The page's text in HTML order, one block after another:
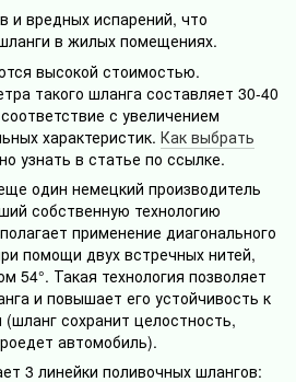
и вредных испарений, что
в жилых помещениях.
высокой стоимостью.
такого шланга составляет 30-40
с увеличением
характеристик. Как выбрать
узнать в статье по ссылке.
один немецкий производитель
собственную технологию
применение диагонального
помощи двух встречных нитей,
54°. Такая технология позволяет
и повышает его устойчивость к
сохранит целостность,
автомобиль).
3 линейки поливочных шлангов: